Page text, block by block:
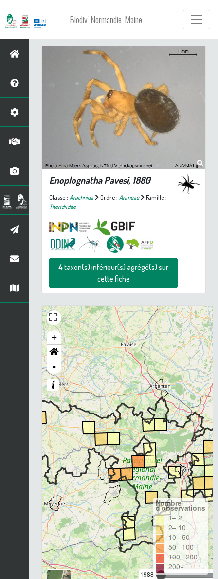
Biodiv' Normandie-Maine
EnoplognathaPavesi, 1880
Classe : Arachnida Ordre : Araneae
Famille :
Theridiidae
4taxon(s) inférieur(s) agrégé(s) sur
cette fiche
+
-
1988
Nombre
d'observations
1– 2
2– 10
10– 50
50– 100
100– 200
200+